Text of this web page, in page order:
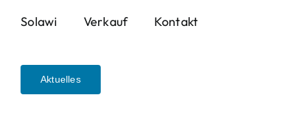
Solawi Verkauf Kontakt
Aktuelles